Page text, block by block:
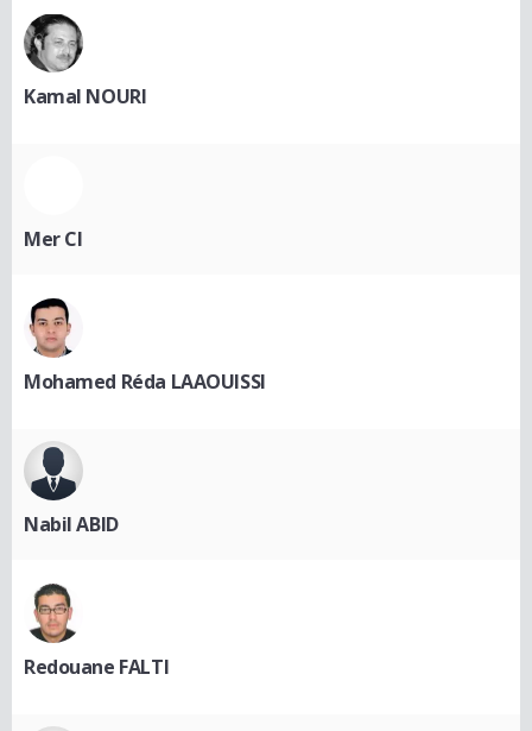
Kamal NOURI
Mer CI
Mohamed Réda LAAOUISSI
Nabil ABID
Redouane FALTI